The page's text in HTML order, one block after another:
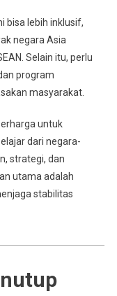
bisa lebih inklusif,
negara Asia
Selain itu, perlu
program
masyarakat.
untuk
dari negara-
strategi, dan
utama adalah
stabilitas